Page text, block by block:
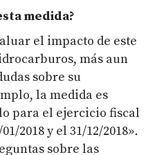
medida?
el impacto de este
más aun
sobre su
la medida es
para el ejercicio fiscal
2018 y el 31/12/2018».
sobre las